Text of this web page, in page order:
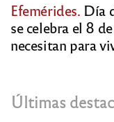
Efemérides. Día
se celebra el 8
necesitan para
Últimas